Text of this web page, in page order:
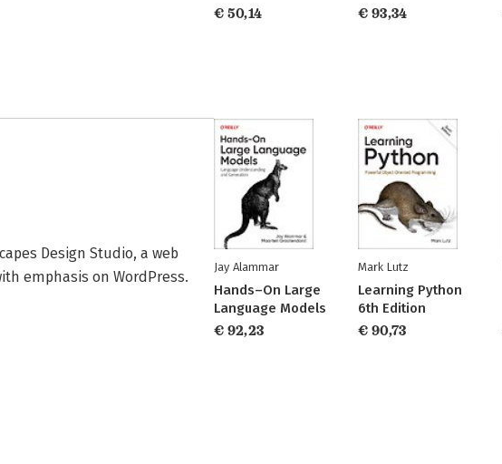
Design Studio, a web
emphasis on WordPress.
€ 50,14
€ 93,34
Jay Alammar
Hands–On Large
Language Models
€ 92,23
Mark Lutz
Learning Python
6th Edition
€ 90,73